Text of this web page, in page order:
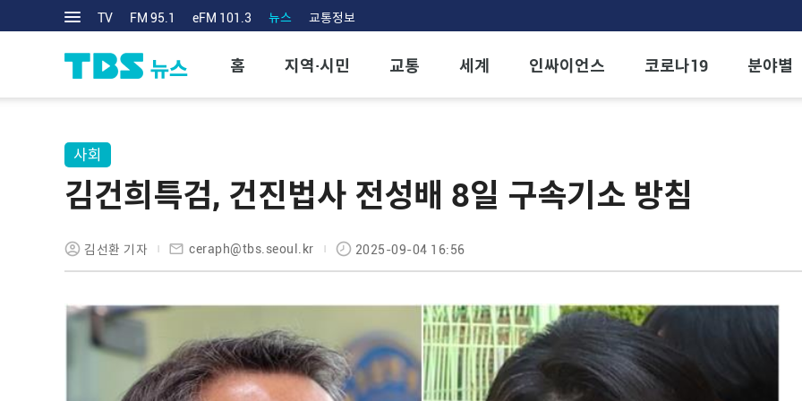
TV FM 95.1 eFM 101.3 뉴스 교통정보
홈 지역·시민 교통 세계 인싸이언스 코로나19 분야별
사회
김건희특검, 건진법사 전성배 8일 구속기소 방침
김선환 기자 ceraph@tbs.seoul.kr 2025-09-04 16:56